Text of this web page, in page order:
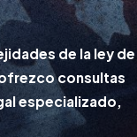
de la ley de
consultas
especializado,